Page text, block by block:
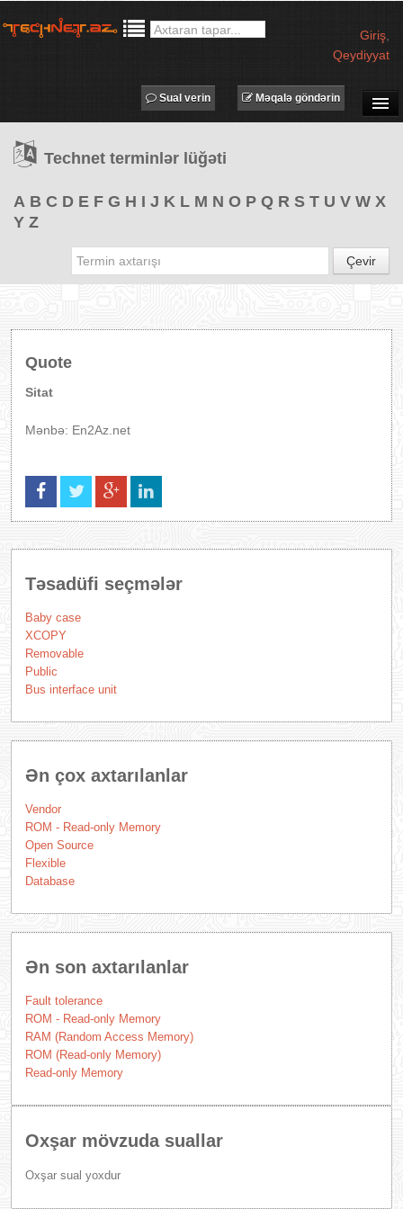
Giriş
Qeydiyyat
TƏDBİRLƏR
PROQRAMLAR
Məqalə göndərin
Sual verin
Technet terminlər lüğəti
A B C D E F G H I J K L M N O P Q R S T U V W X
Y Z
Çevir
Quote
Sitat
Mənbə: En2Az.net
Təsadüfi seçmələr
Baby case
XCOPY
Removable
Public
Bus interface unit
Ən çox axtarılanlar
Vendor
ROM - Read-only Memory
Open Source
Flexible
Database
Ən son axtarılanlar
Fault tolerance
ROM - Read-only Memory
RAM (Random Access Memory)
ROM (Read-only Memory)
Read-only Memory
Oxşar mövzuda suallar
Oxşar sual yoxdur